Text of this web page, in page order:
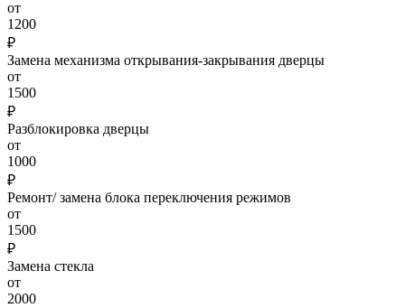
от
1200
₽
Замена механизма открывания-закрывания дверцы
от
1500
₽
Разблокировка дверцы
от
1000
₽
Ремонт/ замена блока переключения режимов
от
1500
₽
Замена стекла
от
2000